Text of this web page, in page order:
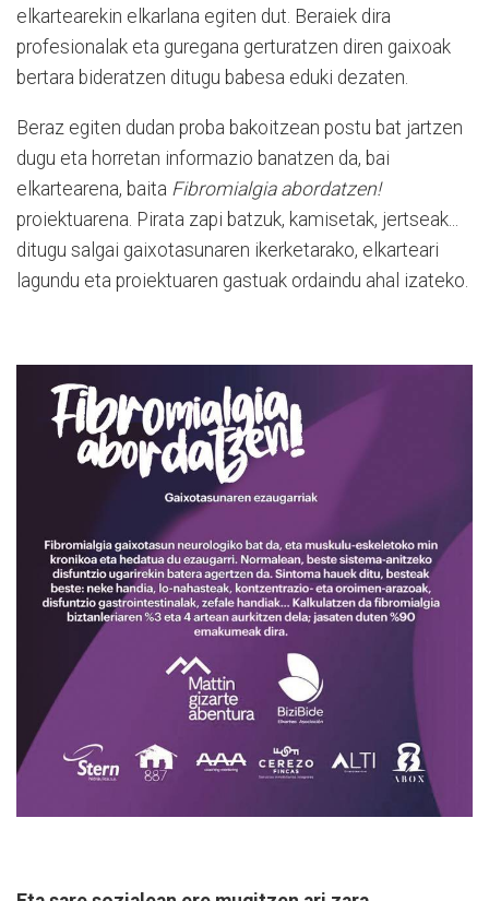
elkartearekin elkarlana egiten dut. Beraiek dira
profesionalak eta guregana gerturatzen diren gaixoak
bertara bideratzen ditugu babesa eduki dezaten.
Beraz egiten dudan proba bakoitzean postu bat jartzen
dugu eta horretan informazio banatzen da, bai
elkartearena, baita Fibromialgia abordatzen!
proiektuarena. Pirata zapi batzuk, kamisetak, jertseak...
ditugu salgai gaixotasunaren ikerketarako, elkarteari
lagundu eta proiektuaren gastuak ordaindu ahal izateko.